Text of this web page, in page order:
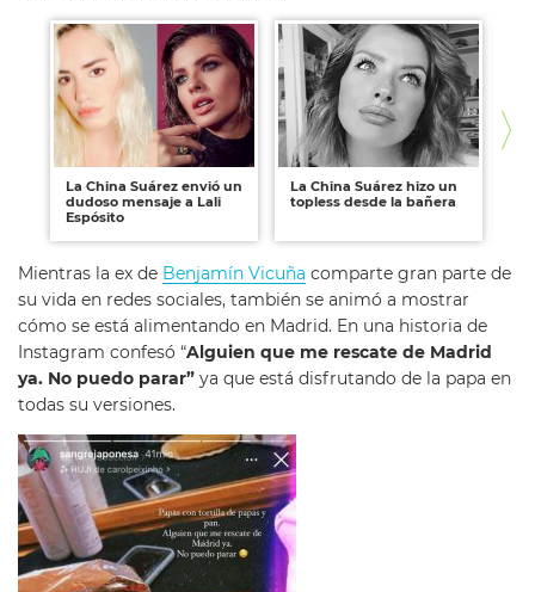
La China Suárez envió un
dudoso mensaje a Lali
Espósito
La China Suárez hizo un
topless desde la bañera
Mientras la ex de Benjamín Vicuña comparte gran parte de
su vida en redes sociales, también se animó a mostrar
cómo se está alimentando en Madrid. En una historia de
Instagram confesó “Alguien que me rescate de Madrid
ya. No puedo parar” ya que está disfrutando de la papa en
todas su versiones.